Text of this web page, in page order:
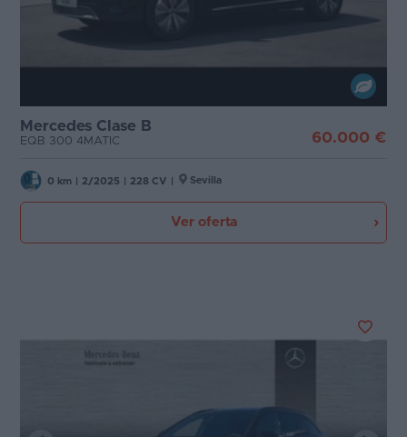
Mercedes Clase B
EQB 300 4MATIC 60.000 €
0 km 2/2025 228 CV Sevilla
Ver oferta